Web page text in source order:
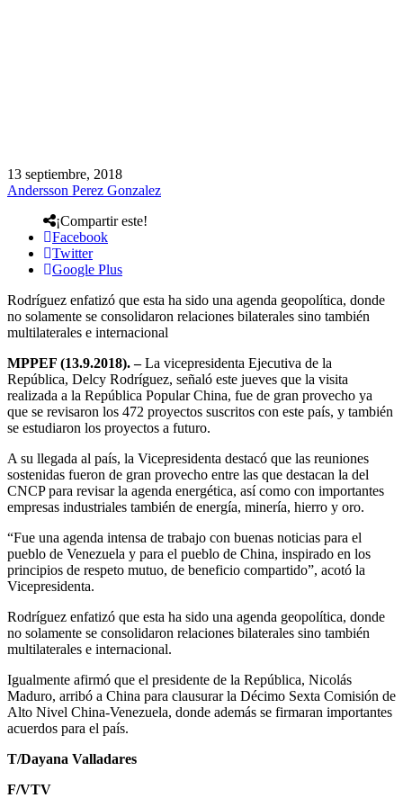
13 septiembre, 2018
Andersson Perez Gonzalez
¡Compartir este!
Facebook
Twitter
Google Plus
Rodríguez enfatizó que esta ha sido una agenda geopolítica, donde
no solamente se consolidaron relaciones bilaterales sino también
multilaterales e internacional
MPPEF (13.9.2018). –La vicepresidenta Ejecutiva de la
República, Delcy Rodríguez, señaló este jueves que la visita
realizada a la República Popular China, fue de gran provecho ya
que se revisaron los 472 proyectos suscritos con este país, y también
se estudiaron los proyectos a futuro.
A su llegada al país, la Vicepresidenta destacó que las reuniones
sostenidas fueron de gran provecho entre las que destacan la del
CNCP para revisar la agenda energética, así como con importantes
empresas industriales también de energía, minería, hierro y oro.
“Fue una agenda intensa de trabajo con buenas noticias para el
pueblo de Venezuela y para el pueblo de China, inspirado en los
principios de respeto mutuo, de beneficio compartido”, acotó la
Vicepresidenta.
Rodríguez enfatizó que esta ha sido una agenda geopolítica, donde
no solamente se consolidaron relaciones bilaterales sino también
multilaterales e internacional.
Igualmente afirmó que el presidente de la República, Nicolás
Maduro, arribó a China para clausurar la Décimo Sexta Comisión de
Alto Nivel China-Venezuela, donde además se firmaran importantes
acuerdos para el país.
T/Dayana Valladares
F/VTV